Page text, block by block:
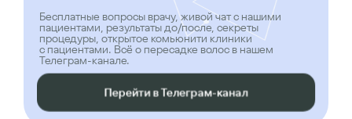
Бесплатные вопросы врачу, живой чат с нашими
пациентами, результаты до/после, секреты
процедуры, открытое комьюнити клиники
с пациентами. Всё о пересадке волос в нашем
Телеграм-канале.
Перейти в Телеграм-канал